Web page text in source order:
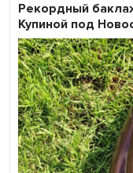
Рекордный
Купиной под